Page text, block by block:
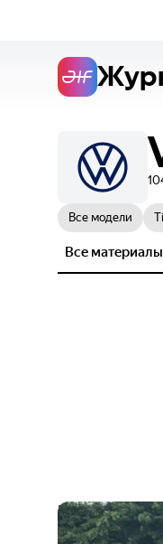
Все модели
Все материалы
На Авто.ру